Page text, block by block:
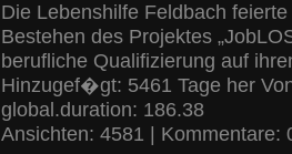
Die Lebenshilfe Feldbach
Bestehen des Projektes
berufliche Qualifizierung auf
Hinzugef�gt: 5461 Tage her
global.duration: 186.38
Ansichten: 4581 | Kommentare: